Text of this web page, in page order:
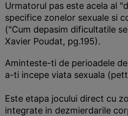
Urmatorul pas este acela al
specifice zonelor sexuale si
("Cum depasim dificultatile
Xavier Poudat, pg.195).
Aminteste-ti de perioadele
a-ti incepe viata sexuala
Este etapa jocului direct cu
integrate in dezmierdarile